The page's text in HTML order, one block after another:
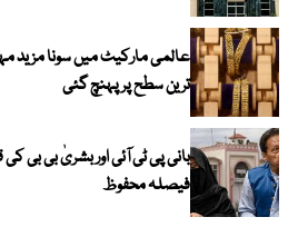
ترین سطح پر پہنچ گئی
بانی پی ٹی آئی اور بشریٰ بی بی
فیصلہ محفوظ